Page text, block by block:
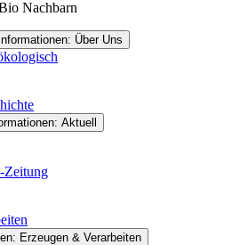
Über Uns
Aktuell
Erzeugen & Verarbeiten